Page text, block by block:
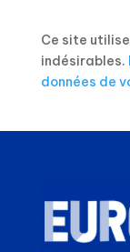
Ce site
indésirables.
données de